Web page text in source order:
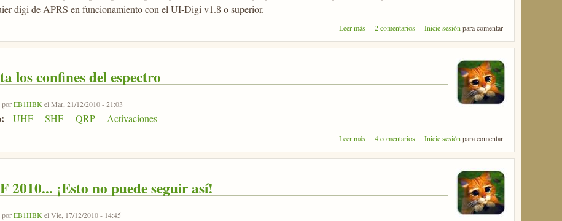
digi de APRS en funcionamiento con el UI-Digi v1.8 o superior.
Leer más sobre Telemetrino 1.0
2 comentarios Inicie sesión para comentar
los confines del espectro
porEB1HBKel Mar, 21/12/2010 - 21:03
UHF SHF QRP Activaciones
Leer más sobre Hasta los confines del espectro
4 comentarios Inicie sesiónpara comentar
2010... ¡Esto no puede seguir así!
porEB1HBK el Vie, 17/12/2010 - 14:45